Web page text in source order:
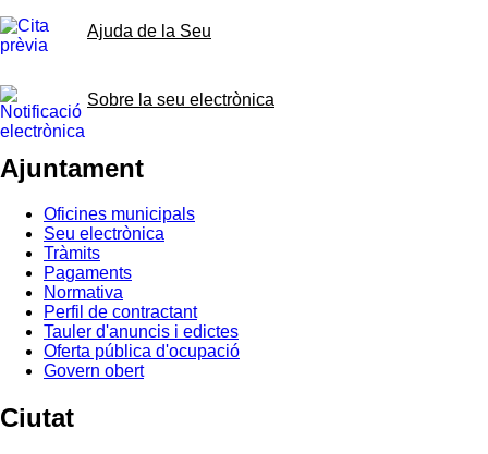
Ajuda de la Seu
Sobre la seu electrònica
Ajuntament
Oficines municipals
Seu electrònica
Tràmits
Pagaments
Normativa
Perfil de contractant
Tauler d'anuncis i edictes
Oferta pública d'ocupació
Govern obert
Ciutat